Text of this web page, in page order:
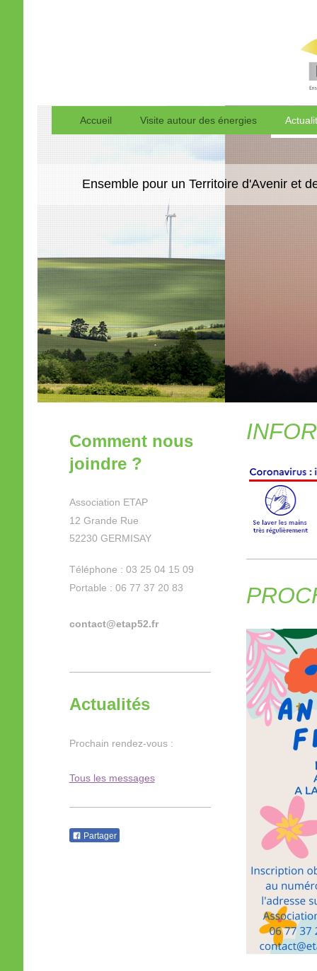
Accueil Visite autour des énergies
Ensemble pour un Territoire d'Avenir et
Comment nous
joindre ?
Association ETAP
12 Grande Rue
52230 GERMISAY
Téléphone : 03 25 04 15 09
Portable : 06 77 37 20 83
contact@etap52.fr
Actualités
Prochain rendez-vous :
Tous les messages
Partager